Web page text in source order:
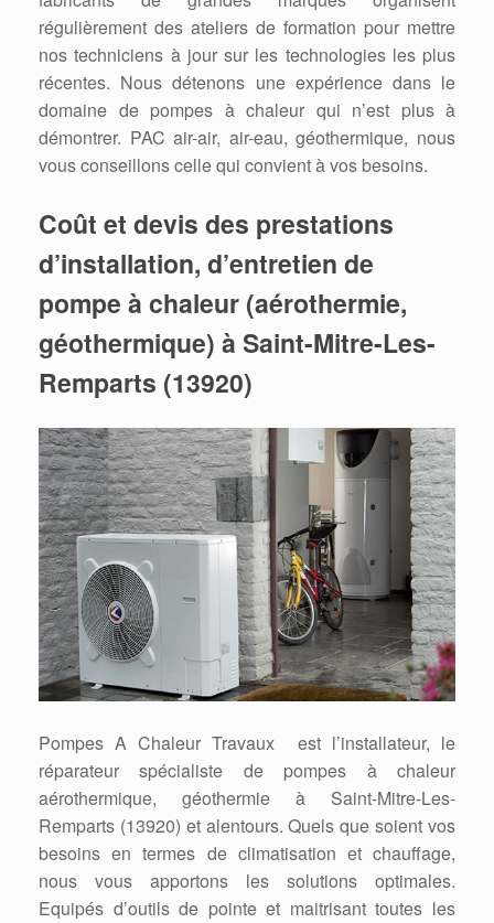
régulièrement des ateliers de formation pour mettre
nos techniciens à jour sur les technologies les plus
récentes. Nous détenons une expérience dans le
domaine de pompes à chaleur qui n’est plus à
démontrer. PAC air-air, air-eau, géothermique, nous
vous conseillons celle qui convient à vos besoins.
Coût et devis des prestations
d’installation, d’entretien de
pompe à chaleur (aérothermie,
géothermique) à Saint-Mitre-Les-
Remparts (13920)
Pompes A Chaleur Travaux est l’installateur, le
réparateur spécialiste de pompes à chaleur
aérothermique, géothermie à Saint-Mitre-Les-
Remparts (13920) et alentours. Quels que soient vos
besoins en termes de climatisation et chauffage,
nous vous apportons les solutions optimales.
Equipés d’outils de pointe et maitrisant toutes les